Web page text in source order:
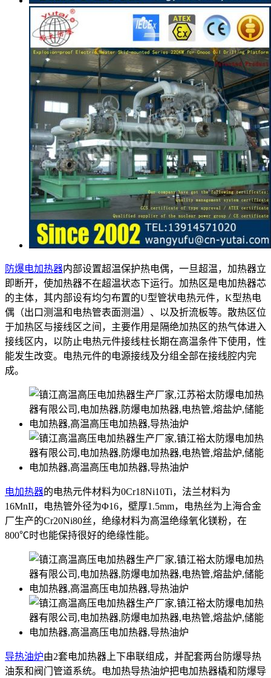
防爆电加热器内部设置超温保护热电偶，一旦超温，加热器立
即断开，使加热器不在超温状态下运行。加热区是电加热器芯
的主体，其内部设有均匀布置的U型管状电热元件，K型热电
偶（出口测温和电热管表面测温）、以及折流板等。散热区位
于加热区与接线区之间，主要作用是隔绝加热区的热气体进入
接线区内，以防止电热元件接线柱长期在高温条件下使用，性
能发生改变。电热元件的电源接线及分组全部在接线腔内完
成。
电加热器的电热元件材料为0Cr18Ni10Ti，法兰材料为
16MnII，电热管外径为Φ16，壁厚1.5mm，电热丝为上海合金
厂生产的Cr20Ni80丝，绝缘材料为高温绝缘氧化镁粉，在
800℃时也能保持很好的绝缘性能。
导热油炉由2套电加热器上下串联组成，并配套两台防爆导热
油泵和阀门管道系统。电加热导热油炉把电加热器橇和防爆导